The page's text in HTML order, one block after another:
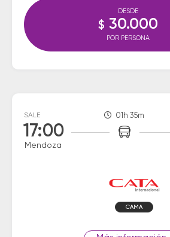
DESDE
$ 30.000
POR PERSONA
SALE
17:00
Mendoza
01h 35m
CAMA